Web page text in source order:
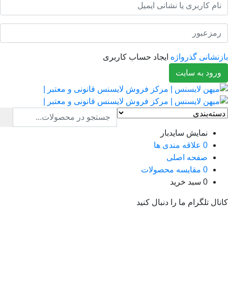
گذرواژه
ایجاد حساب کاربری
به سایت
نمایش سایدبار
0
علاقه مندی ها
صفحه اصلی
0
مقایسه محصولات
0
سبد خرید
تلگرام ما را دنبال کنید